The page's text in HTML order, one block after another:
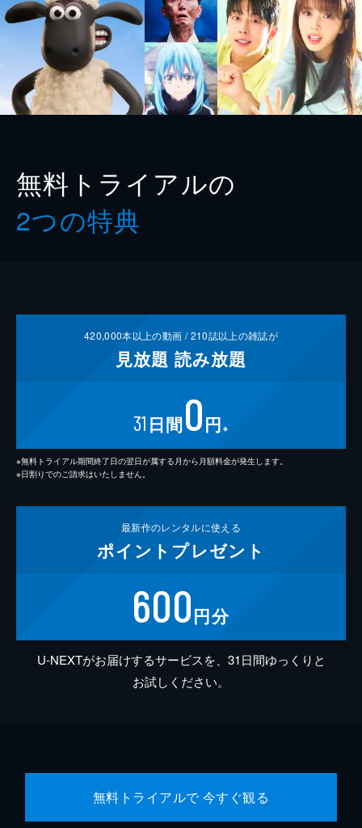
無料トライアルの
2つの特典
420,000本以上の動画 /210誌以上の雑誌が
見放題 読み放題
31 日間0円 ※
※無料トライアル期間終了日の翌日が属する月から月額料金が発生します。
※日割りでのご請求はいたしません。
最新作のレンタルに使える
ポイント プレゼント
600円分
U-NEXTがお届けするサービスを、31日間ゆっくりと
お試しください。
無料トライアルで 今すぐ観る